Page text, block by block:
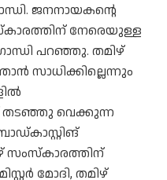
ജനനായകന്റെ
നേരെയുള്ള
പറഞ്ഞു. തമിഴ്
സാധിക്കില്ലെന്നും
തടഞ്ഞു വെക്കുന്ന
സംസ്‌കാരത്തിന്
മോദി, തമിഴ്